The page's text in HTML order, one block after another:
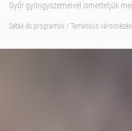
Győr gyöngyszemeivel ismertetjük
Séták és programok / Tematikus